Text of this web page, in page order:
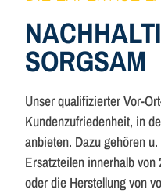
SORGSAM
Unser qualifizierter Vor-
Kundenzufriedenheit, in
anbieten. Dazu gehören
Ersatzteilen innerhalb
oder die Herstellung von